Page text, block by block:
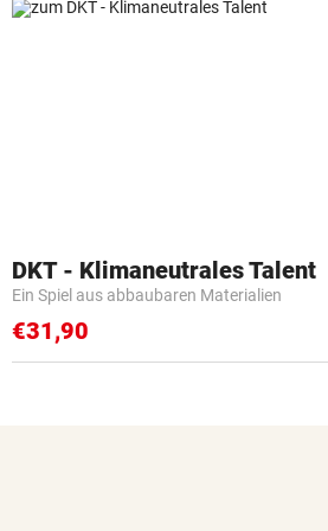
DKT - Klimaneutrales Talent
Ein Spiel aus abbaubaren Materialien
€31,90